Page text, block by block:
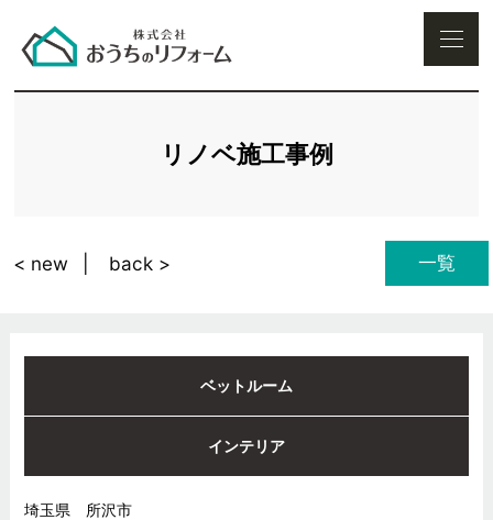
リノベ施工事例
一覧
< new back >
ベットルーム
インテリア
埼玉県 所沢市